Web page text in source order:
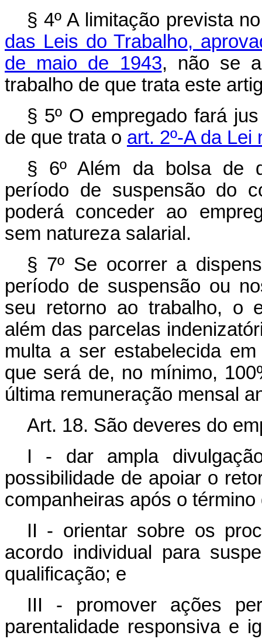
§ 4º A limitação prevista
das Leis do Trabalho,
de maio de 1943, não se
trabalho de que trata este
§ 5º O empregado fará
de que trata o art. 2º-A da Lei
§ 6º Além da bolsa de
período de suspensão do
poderá conceder ao
sem natureza salarial.
§ 7º Se ocorrer a
período de suspensão ou
seu retorno ao trabalho, o
além das parcelas
multa a ser estabelecida
que será de, no mínimo,
última remuneração mensal
Art. 18. São deveres do
I - dar ampla
possibilidade de apoiar o
companheiras após o
II - orientar sobre os
acordo individual para
qualificação; e
III - promover ações
parentalidade responsiva e